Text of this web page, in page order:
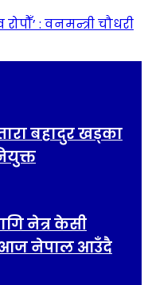
: वनमन्त्री चौधरी
बहादुर खड्का
नेत्र केसी
आज नेपाल आउँदै